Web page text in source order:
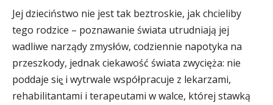
Jej dzieciństwo nie jest tak beztroskie, jak chcieliby
tego rodzice – poznawanie świata utrudniają jej
wadliwe narządy zmysłów, codziennie napotyka na
przeszkody, jednak ciekawość świata zwycięża: nie
poddaje się̨ i wytrwale współpracuje z lekarzami,
rehabilitantami i terapeutami w walce, której stawką